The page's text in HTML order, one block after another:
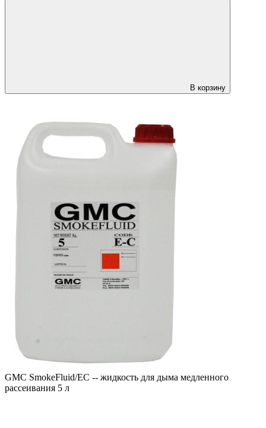
В корзину
GMC SmokeFluid/EC -- жидкость для дыма медленного
рассеивания 5 л